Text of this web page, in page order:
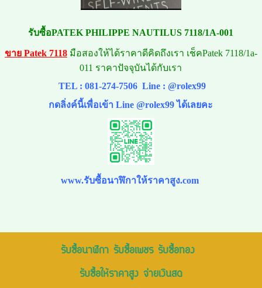
รับซื้อPATEK PHILIPPE NAUTILUS 7118/1A-001
ขาย Patek 7118มือสองให้ได้ราคาดีคิดถึงเรา เช็คPatek 7118/1a-
011 ราคาปัจจุบันได้กับเรา
TEL : 081-274-7506Line : @rolex99
กดลิ่งค์นี้เพื่อเข้า Line @rolex99 ได้เลยคะ
www.รับซื้อนาฬิกาให้ราคาสูง.com
รับซื้อนาฬิกา รับซื้อเพชร รับซื้อทอง
รับซื้อให้ราคาสูง จ่ายเงินสด